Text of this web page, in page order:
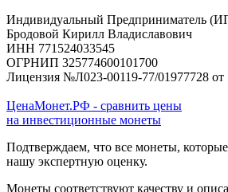
Индивидуальный Предприниматель
Бродовой Кирилл Владиславович
ИНН 771524033545
ОГРНИП 325774600101700
Лицензия №Л023-00119-77/01977728 от
ЦенаМонет.РФ - сравнить цены
на инвестиционные монеты
Подтверждаем, что все монеты,
нашу экспертную оценку.
Монеты соответствуют качеству и